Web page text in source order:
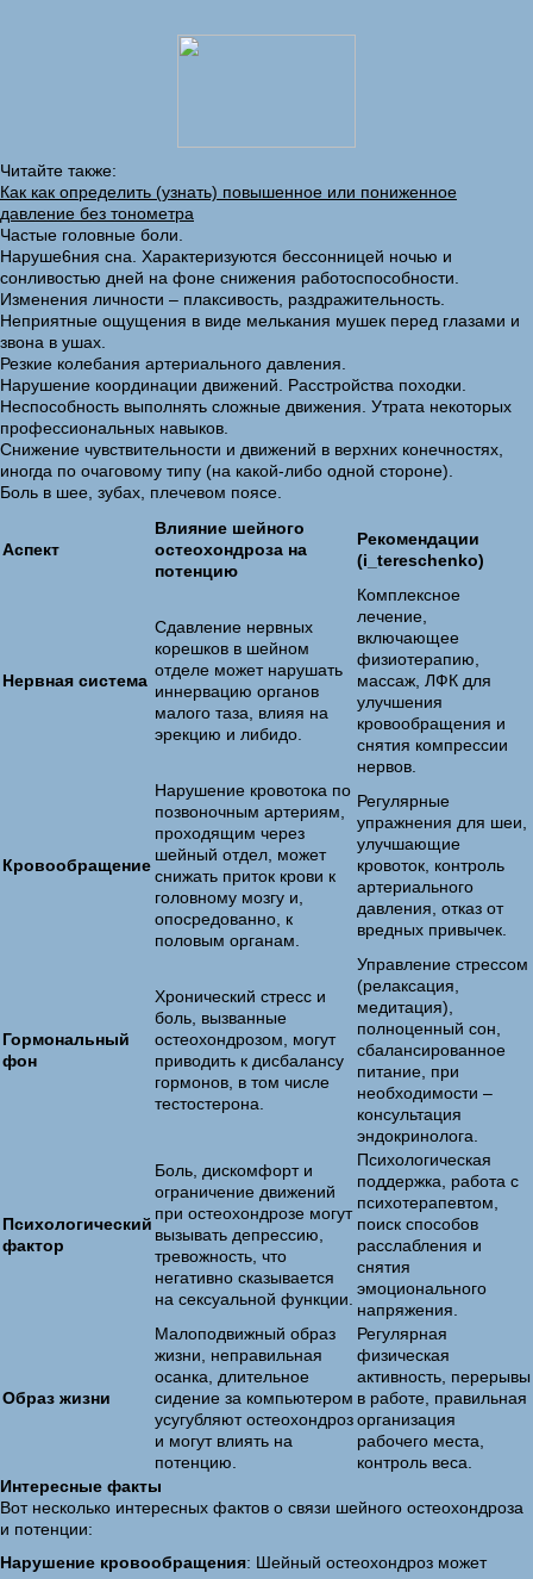
Читайте также:
Как как определить (узнать) повышенное или пониженное
давление без тонометра
Частые головные боли.
Наруше6ния сна. Характеризуются бессонницей ночью и
сонливостью дней на фоне снижения работоспособности.
Изменения личности – плаксивость, раздражительность.
Неприятные ощущения в виде мелькания мушек перед глазами и
звона в ушах.
Резкие колебания артериального давления.
Нарушение координации движений. Расстройства походки.
Неспособность выполнять сложные движения. Утрата некоторых
профессиональных навыков.
Снижение чувствительности и движений в верхних конечностях,
иногда по очаговому типу (на какой-либо одной стороне).
Боль в шее, зубах, плечевом поясе.
Аспект
Влияние шейного
остеохондроза на
потенцию
Рекомендации
(i_tereschenko)
Нервная система
Сдавление нервных
корешков в шейном
отделе может нарушать
иннервацию органов
малого таза, влияя на
эрекцию и либидо.
Комплексное
лечение,
включающее
физиотерапию,
массаж, ЛФК для
улучшения
кровообращения и
снятия компрессии
нервов.
Кровообращение
Нарушение кровотока по
позвоночным артериям,
проходящим через
шейный отдел, может
снижать приток крови к
головному мозгу и,
опосредованно, к
половым органам.
Регулярные
упражнения для шеи,
улучшающие
кровоток, контроль
артериального
давления, отказ от
вредных привычек.
Гормональный
фон
Хронический стресс и
боль, вызванные
остеохондрозом, могут
приводить к дисбалансу
гормонов, в том числе
тестостерона.
Управление стрессом
(релаксация,
медитация),
полноценный сон,
сбалансированное
питание, при
необходимости –
консультация
эндокринолога.
Психологический
фактор
Боль, дискомфорт и
ограничение движений
при остеохондрозе могут
вызывать депрессию,
тревожность, что
негативно сказывается
на сексуальной функции.
Психологическая
поддержка, работа с
психотерапевтом,
поиск способов
расслабления и
снятия
эмоционального
напряжения.
Образ жизни
Малоподвижный образ
жизни, неправильная
осанка, длительное
сидение за компьютером
усугубляют остеохондроз
и могут влиять на
потенцию.
Регулярная
физическая
активность, перерывы
в работе, правильная
организация
рабочего места,
контроль веса.
Интересные факты
Вот несколько интересных фактов о связи шейного остеохондроза
и потенции:
Нарушение кровообращения: Шейный остеохондроз может